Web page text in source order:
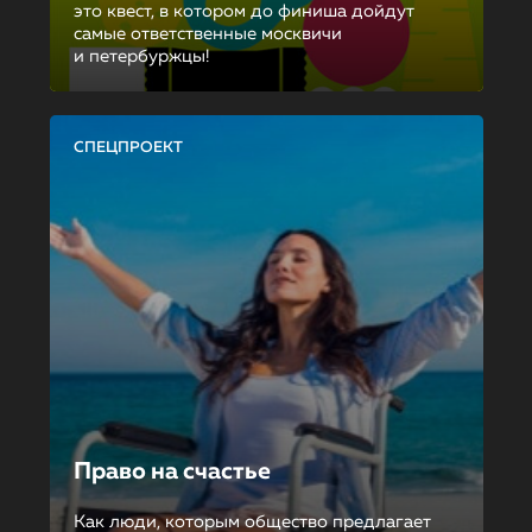
это квест, в котором до финиша дойдут
самые ответственные москвичи
и петербуржцы!
СПЕЦПРОЕКТ
Право на счастье
Как люди, которым общество предлагает